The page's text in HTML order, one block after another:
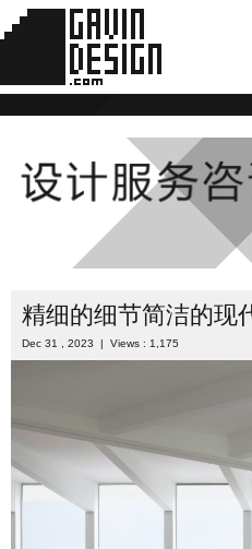
精细的细节简洁的现
Dec 31 , 2023 | Views : 1,175